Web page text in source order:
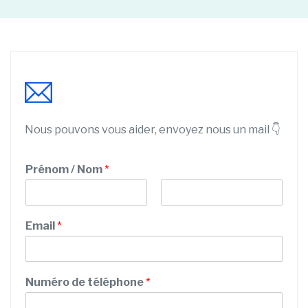
Nous pouvons vous aider, envoyez nous un mail 👇
Prénom / Nom*
r
é
m
Email*
Numéro de téléphone*